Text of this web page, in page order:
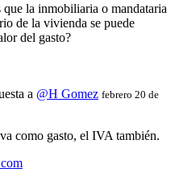
la inmobiliaria o mandataria
de la vivienda se puede
del gasto?
a @H Gomez febrero 20 de
como gasto, el IVA también.